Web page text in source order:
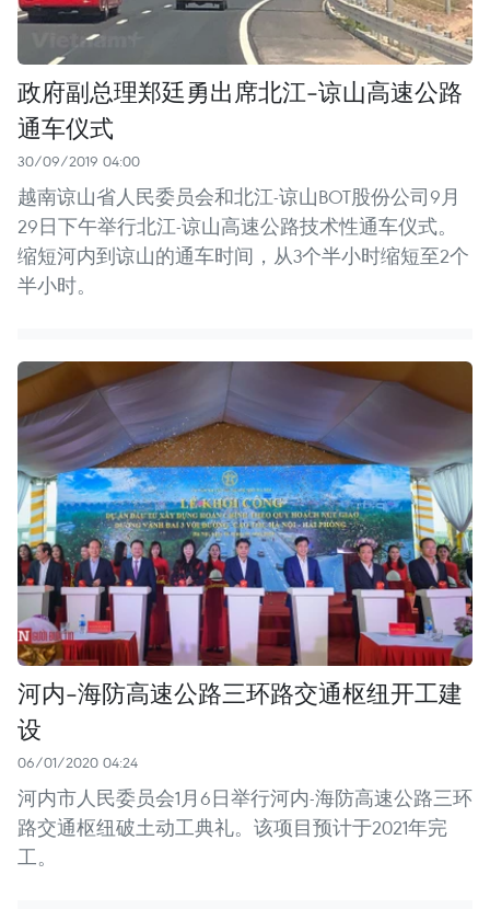
政府副总理郑廷勇出席北江-谅山高速公路
通车仪式
30/09/2019 04:00
越南谅山省人民委员会和北江-谅山BOT股份公司9月
29日下午举行北江-谅山高速公路技术性通车仪式。
缩短河内到谅山的通车时间，从3个半小时缩短至2个
半小时。
河内-海防高速公路三环路交通枢纽开工建
设
06/01/2020 04:24
河内市人民委员会1月6日举行河内-海防高速公路三环
路交通枢纽破土动工典礼。该项目预计于2021年完
工。